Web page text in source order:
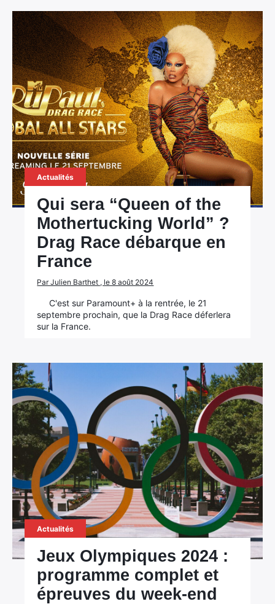
Actualités
Qui sera “Queen of the
Mothertucking World” ?
Drag Race débarque en
France
Par Julien Barthet , le 8 août 2024
C'est sur Paramount+ à la rentrée, le 21
septembre prochain, que la Drag Race déferlera
sur la France.
Actualités
Jeux Olympiques 2024 :
programme complet et
épreuves du week-end